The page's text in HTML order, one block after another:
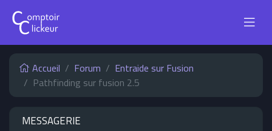
Accueil Forum
Entraide sur Fusion
Pathfinding sur fusion 2.5
MESSAGERIE